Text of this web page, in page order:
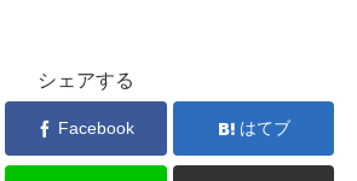
シェアする
Facebook はてブ